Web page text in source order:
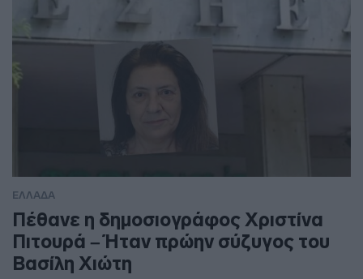
ΕΛΛΑΔΑ
Πέθανε η δημοσιογράφος Χριστίνα
Πιτουρά – Ήταν πρώην σύζυγος του
Βασίλη Χιώτη